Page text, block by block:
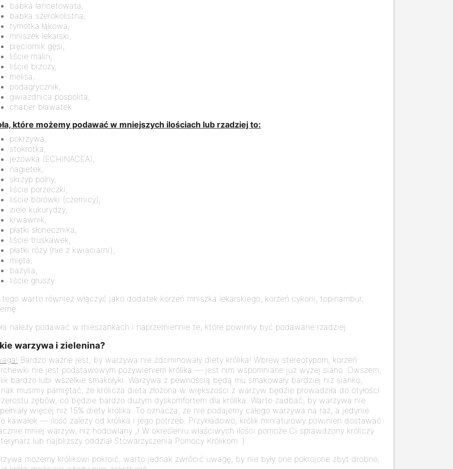
babka lancetowata,
babka szerokolistna,
tymotka łąkowa,
mniszek lekarski,
pięciornik gęsi,
liście malin,
liście brzozy,
melisa,
podagrycznik,
gwiazdnica pospolita,
chaber bławatek.
które możemy podawać w mniejszych ilościach lub rzadziej to:
pokrzywa,
stokrotka,
jeżówka (ECHINACEA),
nagietek,
skrzyp polny,
liście porzeczki,
liście borówki (czernicy),
ziele kukurydzy,
krwawnik,
płatki słonecznika,
liście truskawek,
płatki róży (nie z kwiaciarni),
mięta,
bazylia,
liście gruszy.
tego warto również włączyć jako dodatek korzeń mniszka lekarskiego, korzeń cykorii, topinambur,
należy podawać w mieszankach i naprzemiennie te, które powinny być podawane rzadziej.
warzywa i zielenina?
Bardzo ważne jest, by warzywa nie zdominowały diety królika! Wbrew stereotypom, korzeń
nie jest podstawowym pożywieniem królika — jest nim wspomniane już wyżej siano. Owszem,
bardzo lubi wszelkie smakołyki. Warzywa z pewnością będą mu smakowały bardziej niż sianko,
musimy pamiętać, że królicza dieta złożona w większości z warzyw będzie prowadziła do otyłości
zębów, co będzie bardzo dużym dyskomfortem dla królika. Warto zadbać, by warzywa nie
więcej niż 15% diety królika. To oznacza, że nie podajemy całego warzywa na raz, a jedynie
kawałek — ilość zależy od królika i jego potrzeb. Przykładowo, królik miniaturowy powinien dostawać
mniej warzyw, niż hodowlany ;) W określeniu właściwych ilości pomoże Ci sprawdzony króliczy
lub najbliższy oddział Stowarzyszenia Pomocy Królikom :)
możemy królikowi pokroić, warto jednak zwrócić uwagę, by nie były one pokrojone zbyt drobno,